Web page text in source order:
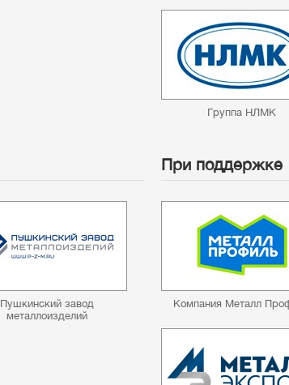
Группа НЛМК
Пушкинский завод
металлоизделий
При поддержке
Компания Металл